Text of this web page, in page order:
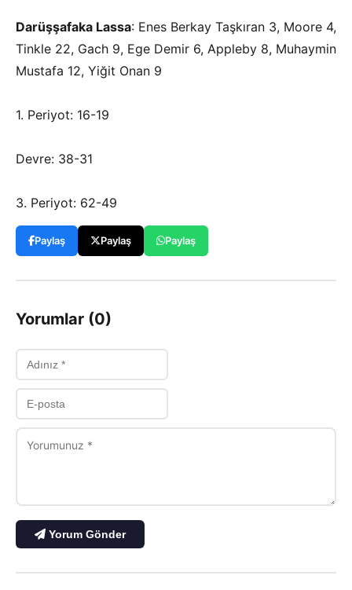
Darüşşafaka Lassa: Enes Berkay Taşkıran 3, Moore 4,
Tinkle 22, Gach 9, Ege Demir 6, Appleby 8, Muhaymin
Mustafa 12, Yiğit Onan 9
1. Periyot: 16-19
Devre: 38-31
3. Periyot: 62-49
Paylaş Paylaş Paylaş
Yorumlar (0)
Yorum Gönder